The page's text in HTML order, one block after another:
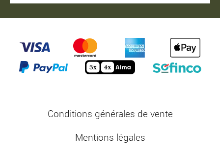
Conditions générales de vente
Mentions légales